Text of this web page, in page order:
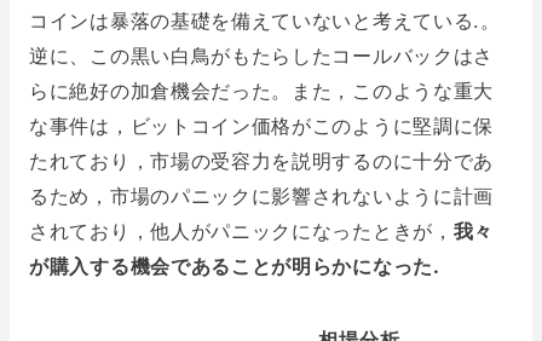
コインは暴落の基礎を備えていないと考えている.。
逆に、この黒い白鳥がもたらしたコールバックはさ
らに絶好の加倉機会だった。また，このような重大
な事件は，ビットコイン価格がこのように堅調に保
たれており，市場の受容力を説明するのに十分であ
るため，市場のパニックに影響されないように計画
されており，他人がパニックになったときが， 我々
が購入する機会であることが明らかになった.